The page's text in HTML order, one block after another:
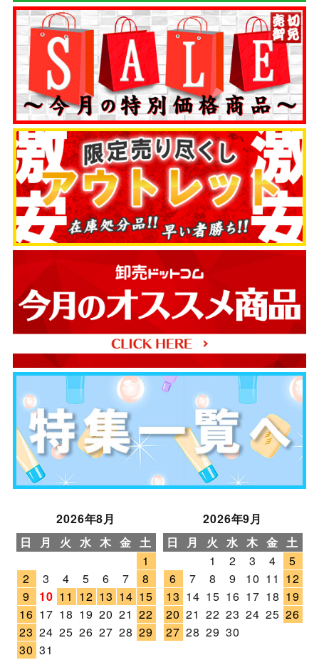
2026年8月
日
月 火 水 木 金 土
1
2
3 4 5 6 7
8
9
10 11 12 13 14 15
16 17 18 19 20 21 22
23 24 25 26 27 28 29
30 31
2026年9月
日
月 火 水 木 金 土
1
2 3 4
5
6
7 8 9 10 11 12
13 14 15 16 17 18 19
20 21 22 23 24 25 26
27 28 29 30